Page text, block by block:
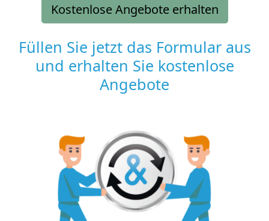
Kostenlose Angebote erhalten
Füllen Sie jetzt das Formular aus
und erhalten Sie kostenlose
Angebote